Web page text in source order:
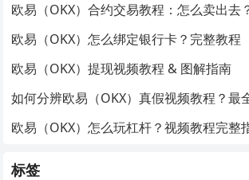
欧易（OKX）合约交易教程：怎么卖出去
欧易（OKX）怎么绑定银行卡？完整教程
欧易（OKX）提现视频教程 & 图解指南
如何分辨欧易（OKX）真假视频教程？最
欧易（OKX）怎么玩杠杆？视频教程完整
标签